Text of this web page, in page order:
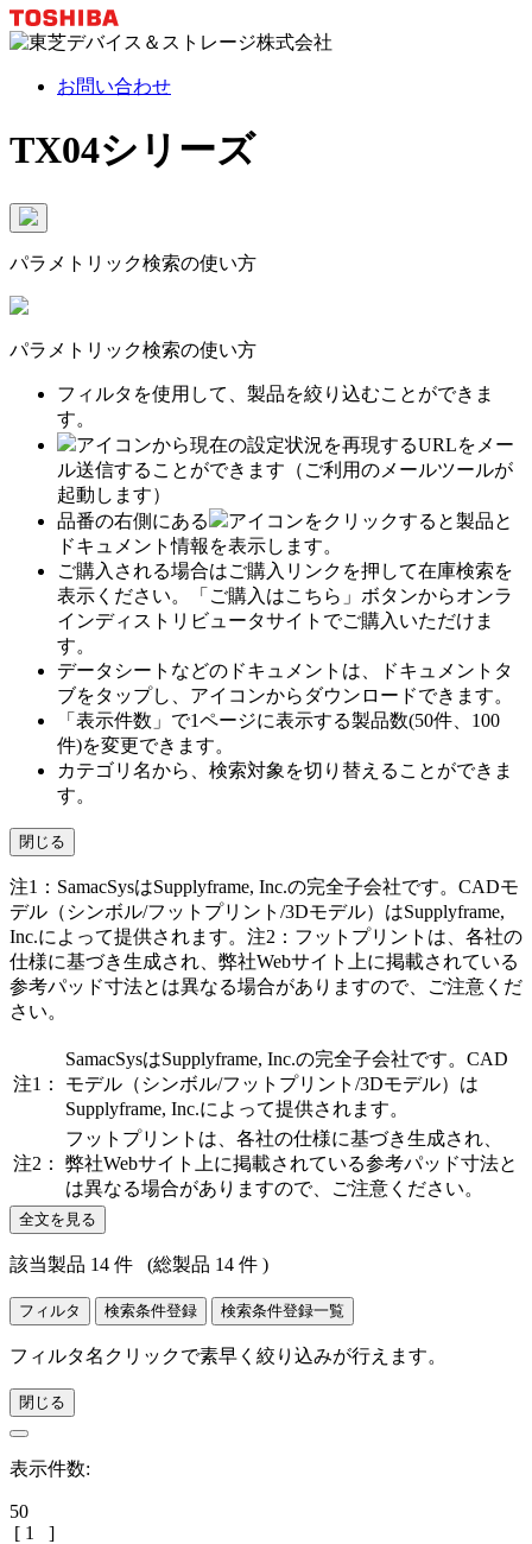
お問い合わせ
TX04シリーズ
パラメトリック検索の使い方
パラメトリック検索の使い方
フィルタを使用して、製品を絞り込むことができま
す。
アイコンから現在の設定状況を再現するURLをメー
ル送信することができます（ご利用のメールツールが
起動します）
品番の右側にある
アイコンをクリックすると製品と
ドキュメント情報を表示します。
ご購入される場合はご購入リンクを押して在庫検索を
表示ください。「ご購入はこちら」ボタンからオンラ
インディストリビュータサイトでご購入いただけま
す。
データシートなどのドキュメントは、ドキュメントタ
ブをタップし、アイコンからダウンロードできます。
「表示件数」で1ページに表示する製品数(50件、100
件)を変更できます。
カテゴリ名から、検索対象を切り替えることができま
す。
閉じる
注1：SamacSysはSupplyframe, Inc.の完全子会社です。CADモ
デル（シンボル/フットプリント/3Dモデル）はSupplyframe,
Inc.によって提供されます。注2：フットプリントは、各社の
仕様に基づき生成され、弊社Webサイト上に掲載されている
参考パッド寸法とは異なる場合がありますので、ご注意くだ
さい。
注1：
SamacSysはSupplyframe, Inc.の完全子会社です。CAD
モデル（シンボル/フットプリント/3Dモデル）は
Supplyframe, Inc.によって提供されます。
注2：
フットプリントは、各社の仕様に基づき生成され、
弊社Webサイト上に掲載されている参考パッド寸法と
は異なる場合がありますので、ご注意ください。
全文を見る
該当製品 14 件 (総製品 14 件 )
フィルタ 検索条件登録 検索条件登録一覧
フィルタ名クリックで素早く絞り込みが行えます。
閉じる
表示件数:
50
[ 1 ]